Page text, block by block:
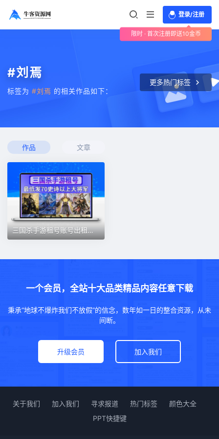
登录/注册
限时 · 首次注册即送10金币
#刘焉
标签为 #刘焉 的相关作品如下：
更多热门标签
作品 文章
三国杀手游租号账号出租保底70史诗全神刘焉安卓苹果一等大将军
一个会员，全站十大品类精品内容任意下载
秉承“地球不爆炸我们不放假”的信念，数年如一日的整合资源，从未
间断。
升级会员 加入我们
关于我们 加入我们 寻求报道 热门标签
颜色大全
PPT快捷键